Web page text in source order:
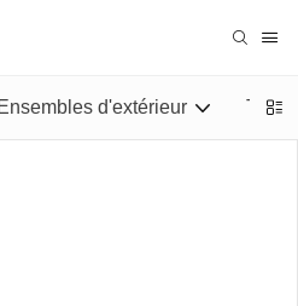
Ensembles d'extérieur